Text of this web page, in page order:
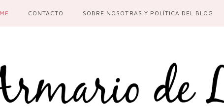
CONTACTO SOBRE NOSOTRAS Y POLÍTICA DEL BLOG